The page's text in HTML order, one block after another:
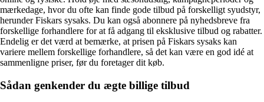
mærkedage, hvor du ofte kan finde gode tilbud på forskelligt syudstyr,
herunder Fiskars sysaks. Du kan også abonnere på nyhedsbreve fra
forskellige forhandlere for at få adgang til eksklusive tilbud og rabatter.
Endelig er det værd at bemærke, at prisen på Fiskars sysaks kan
variere mellem forskellige forhandlere, så det kan være en god idé at
sammenligne priser, før du foretager dit køb.
Sådan genkender du ægte billige tilbud